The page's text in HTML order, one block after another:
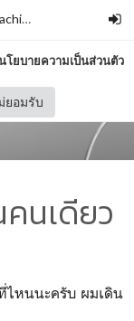
โยบายความเป็นส่วนตัว
ยอมรับ
นเดียว
ไหนนะครับ ผมเดิน